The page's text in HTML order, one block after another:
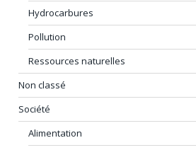
Hydrocarbures
Pollution
Ressources naturelles
Non classé
Société
Alimentation